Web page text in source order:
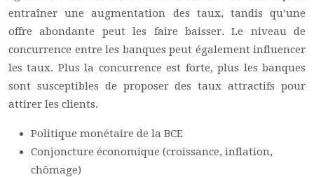
entraîner une augmentation des taux, tandis qu’une
offre abondante peut les faire baisser. Le niveau de
concurrence entre les banques peut également influencer
les taux. Plus la concurrence est forte, plus les banques
sont susceptibles de proposer des taux attractifs pour
attirer les clients.
Politique monétaire de la BCE
Conjoncture économique (croissance, inflation,
chômage)